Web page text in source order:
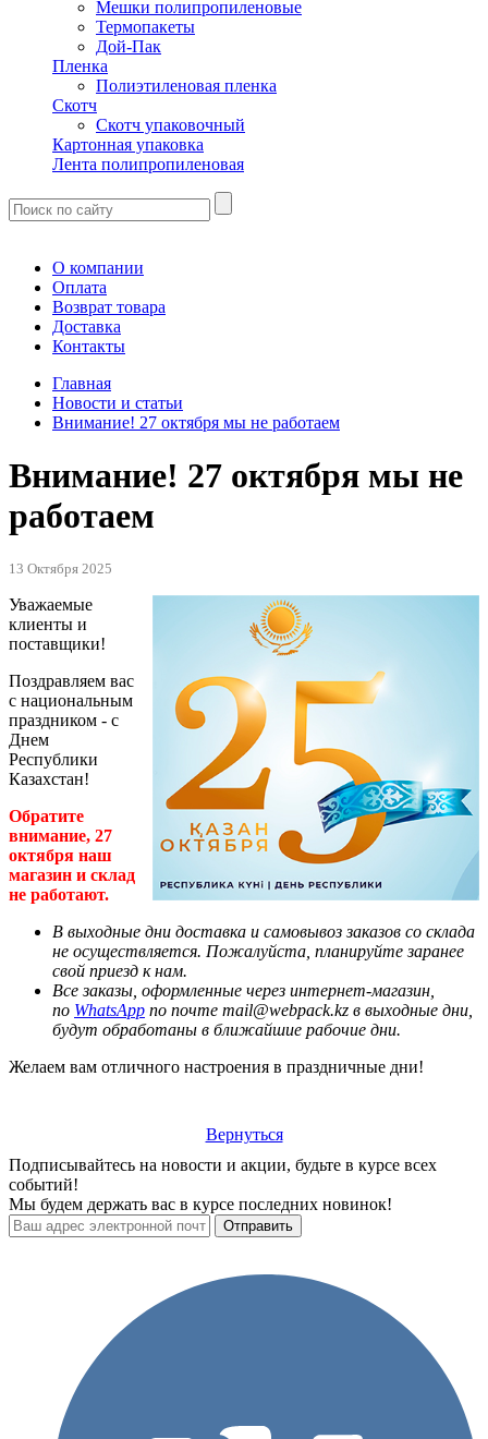
Мешки полипропиленовые
Термопакеты
Дой-Пак
Пленка
Полиэтиленовая пленка
Скотч
Скотч упаковочный
Картонная упаковка
Лента полипропиленовая
О компании
Оплата
Возврат товара
Доставка
Контакты
Главная
Новости и статьи
Внимание! 27 октября мы не работаем
Внимание! 27 октября мы не
работаем
13 Октября 2025
Уважаемые
клиенты и
поставщики!
Поздравляем вас
с национальным
праздником - с
Днем
Республики
Казахстан!
Обратите
внимание, 27
октября наш
магазин и склад
не работают.
В выходные дни доставка и самовывоз заказов со склада
не осуществляется. Пожалуйста, планируйте заранее
свой приезд к нам.
Все заказы, оформленные через интернет-магазин,
по WhatsApp по почте mail@webpack.kz в выходные дни,
будут обработаны в ближайшие рабочие дни.
Желаем вам отличного настроения в праздничные дни!
Вернуться
Подписывайтесь на новости и акции, будьте в курсе всех
событий!
Мы будем держать вас в курсе последних новинок!